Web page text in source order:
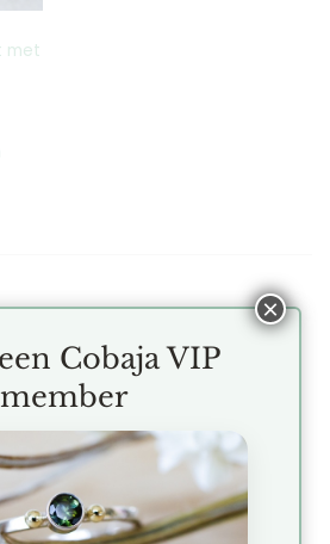
met
Cobaja VIP
member
×